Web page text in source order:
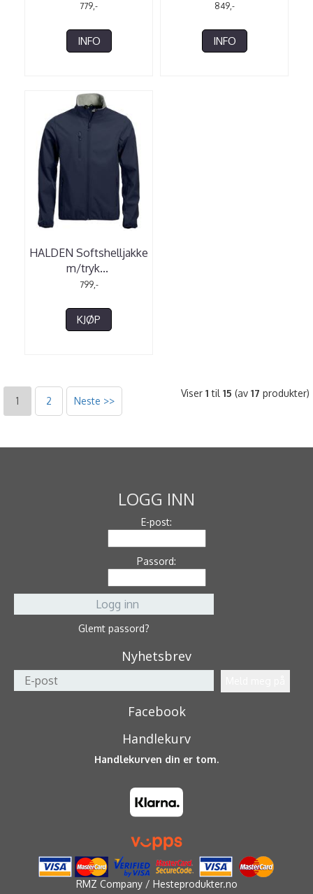
779,-
INFO
849,-
INFO
HALDEN Softshelljakke
m/tryk...
799,-
KJØP
1 2 Neste >>
Viser 1 til 15 (av 17 produkter)
LOGG INN
E-post:
Passord:
Glemt passord?
Nyhetsbrev
Facebook
Handlekurv
Handlekurven din er tom.
RMZ Company / Hesteprodukter.no